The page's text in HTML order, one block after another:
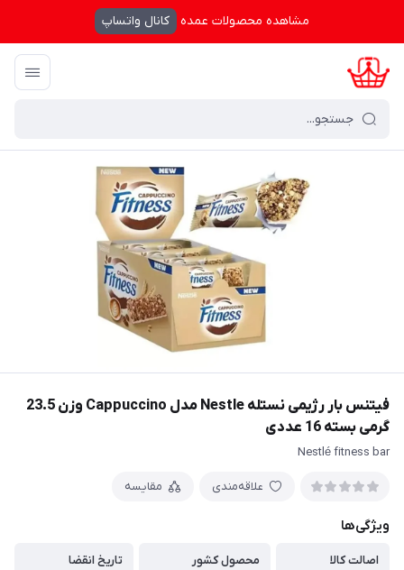
مشاهده محصولات عمده کانال واتساپ
کرال شاپینگ / فهرست محصولات
فیتنس بار رژیمی نستله Nestle مدل Cappuccino وزن 23.5
گرمی بسته 16 عددی
Nestlé fitness bar
علاقه‌مندی مقایسه
ویژگی‌ها
اصالت کالا
محصول کشور
تاریخ انقضا